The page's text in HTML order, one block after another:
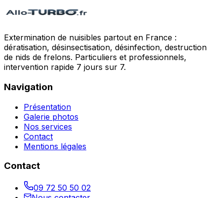
Extermination de nuisibles partout en France :
dératisation, désinsectisation, désinfection, destruction
de nids de frelons. Particuliers et professionnels,
intervention rapide 7 jours sur 7.
Navigation
Présentation
Galerie photos
Nos services
Contact
Mentions légales
Contact
09 72 50 50 02